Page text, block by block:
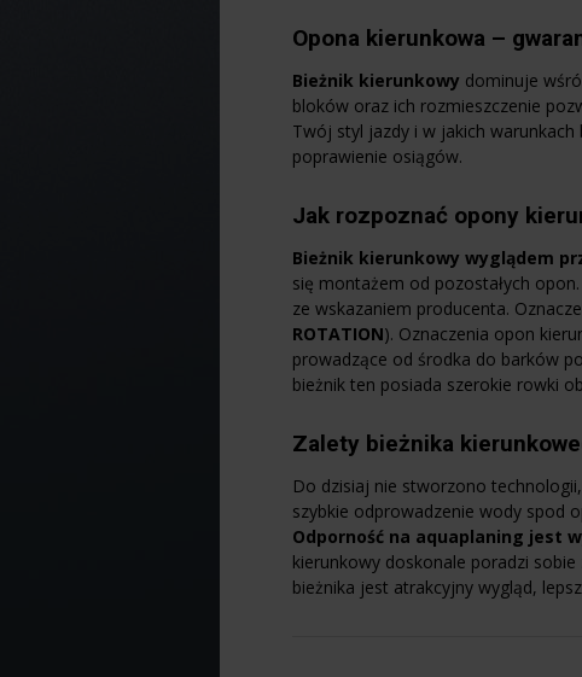
Opona kierunkowa –
Bieżnik kierunkowy dominuje
bloków oraz ich rozmieszczenie
Twój styl jazdy i w jakich
poprawienie osiągów.
Jak rozpoznać opony
Bieżnik kierunkowy wyglądem
się montażem od pozostałych
ze wskazaniem producenta.
ROTATION). Oznaczenia opon
prowadzące od środka do barków
bieżnik ten posiada szerokie rowki
Zalety bieżnika
Do dzisiaj nie stworzono
szybkie odprowadzenie wody spod
Odporność na aquaplaning jest
kierunkowy doskonale poradzi
bieżnika jest atrakcyjny wygląd,